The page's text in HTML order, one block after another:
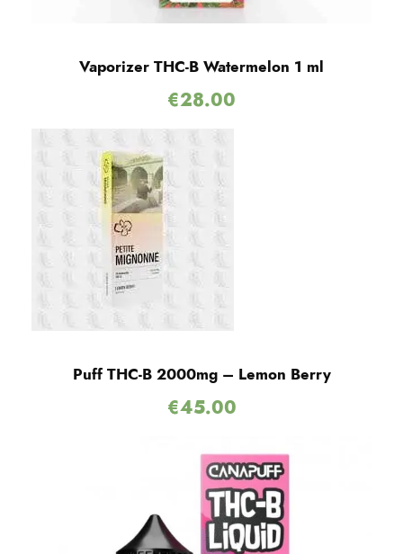
Vaporizer THC-B Watermelon 1 ml
€28.00
Puff THC-B 2000mg – Lemon Berry
€45.00